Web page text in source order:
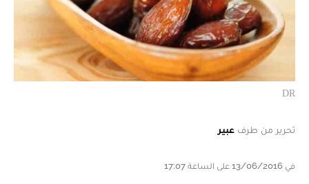
DR
تحرير من طرف عبير
في 13/06/2016 على الساعة 17:07